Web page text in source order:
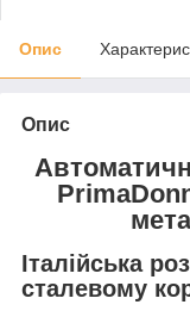
Опис
Опис
Італійська
сталевому